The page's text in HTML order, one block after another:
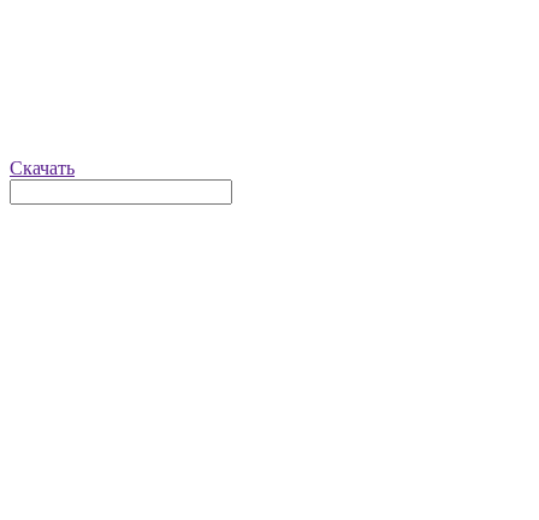
Скачать